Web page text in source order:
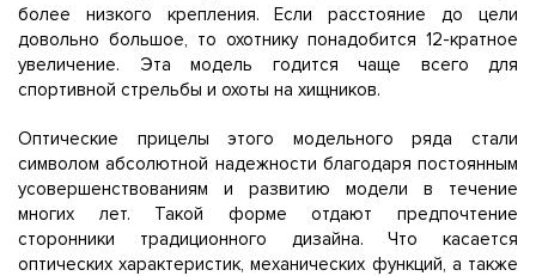
более низкого крепления. Если расстояние до цели
довольно большое, то охотнику понадобится 12-кратное
увеличение. Эта модель годится чаще всего для
спортивной стрельбы и охоты на хищников.
Оптические прицелы этого модельного ряда стали
символом абсолютной надежности благодаря постоянным
усовершенствованиям и развитию модели в течение
многих лет. Такой форме отдают предпочтение
сторонники традиционного дизайна. Что касается
оптических характеристик, механических функций, а также